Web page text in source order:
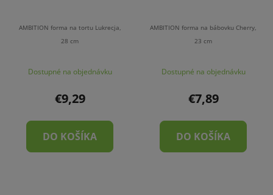
AMBITION forma na tortu Lukrecja,
28 cm
Dostupné na objednávku
€9,29
DO KOŠÍKA
AMBITION forma na bábovku Cherry,
23 cm
Dostupné na objednávku
€7,89
DO KOŠÍKA